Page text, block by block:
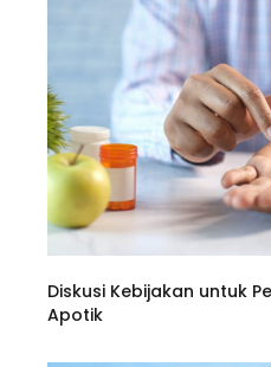
Diskusi Kebijakan untuk
Apotik